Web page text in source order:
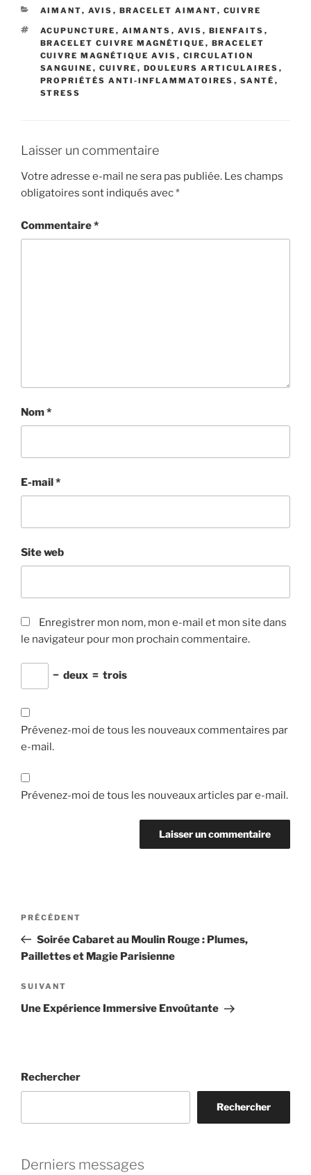
CATÉGORIES
AIMANT, AVIS , BRACELET AIMANT, CUIVRE
ÉTIQUETTES
ACUPUNCTURE , AIMANTS , AVIS , BIENFAITS ,
BRACELET CUIVRE MAGNÉTIQUE , BRACELET
CUIVRE MAGNÉTIQUE AVIS , CIRCULATION
SANGUINE , CUIVRE , DOULEURS ARTICULAIRES ,
PROPRIÉTÉS ANTI-INFLAMMATOIRES , SANTÉ ,
STRESS
Laisser un commentaire
Votre adresse e-mail ne sera pas publiée. Les champs
obligatoires sont indiqués avec*
Commentaire*
Nom*
E-mail*
Site web
Enregistrer mon nom, mon e-mail et mon site dans
le navigateur pour mon prochain commentaire.
− deux = trois
Prévenez-moi de tous les nouveaux commentaires par
e-mail.
Prévenez-moi de tous les nouveaux articles par e-mail.
Navigation
l’article
Article
précédent
PRÉCÉDENT
Soirée Cabaret au Moulin Rouge : Plumes,
Paillettes et Magie Parisienne
Article
suivant
SUIVANT
Une Expérience Immersive Envoûtante
Rechercher
Rechercher
Derniers messages